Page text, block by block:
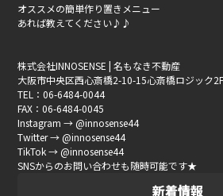
オススメの簡単作り置きメニュー
あれば教えてください♪♪
株式会社INNOSENSE | 名もなき不動産
大阪市中央区西心斎橋2-10-15心斎橋ロジック
TEL：06-6484-0044
FAX：06-6484-0045
Instagram → @innosense44
Twitter → @innosense44
TikTok → @innosense44
SNSからのお問い合わせも随時可能です★
新着情報